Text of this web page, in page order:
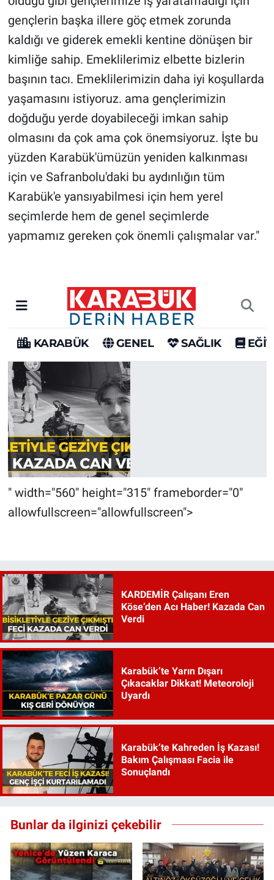
gençlerin başka illere göç etmek zorunda
kaldığı ve giderek emekli kentine dönüşen bir
kimliğe sahip. Emeklilerimiz elbette bizlerin
başının tacı. Emeklilerimizin daha iyi koşullarda
yaşamasını istiyoruz. ama gençlerimizin
doğduğu yerde doyabileceği imkan sahip
olmasını da çok ama çok önemsiyoruz. İşte bu
yüzden Karabük'ümüzün yeniden kalkınması
için ve Safranbolu'daki bu aydınlığın tüm
Karabük'e yansıyabilmesi için hem yerel
seçimlerde hem de genel seçimlerde
yapmamız gereken çok önemli çalışmalar var."
" width="560" height="315" frameborder="0"
allowfullscreen="allowfullscreen">
KARDEMİR Çalışanı Eren
Köse’den Acı Haber! Kazada Can
Verdi
Karabük’te Yarın Dışarı
Çıkacaklar Dikkat! Meteoroloji
Uyardı
Karabük’te Kahreden İş Kazası!
Bakım Çalışması Facia ile
Sonuçlandı
Bunlar da ilginizi çekebilir